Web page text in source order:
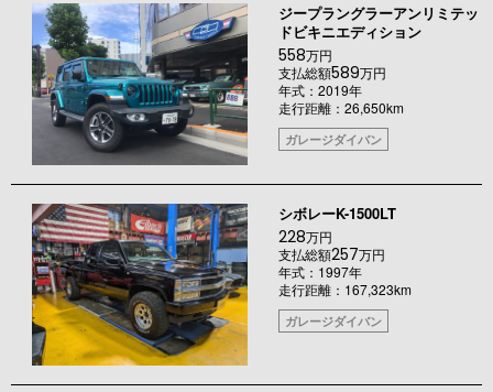
ジープラングラーアンリミテッ
ドビキニエディション
558万円
支払総額589万円
年式：2019年
走行距離：26,650km
ガレージダイバン
シボレーK-1500LT
228万円
支払総額257万円
年式：1997年
走行距離：167,323km
ガレージダイバン